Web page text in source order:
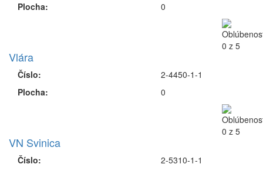
Plocha:
0
Vlára
Číslo:
Plocha:
2-4450-1-1
0
VN Svinica
Číslo:
2-5310-1-1